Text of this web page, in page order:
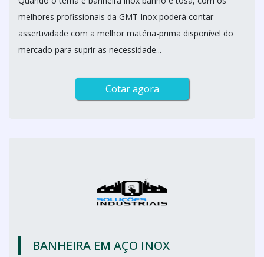
melhores profissionais da GMT Inox poderá contar
assertividade com a melhor matéria-prima disponível do
mercado para suprir as necessidade...
Cotar agora
BANHEIRA EM AÇO INOX